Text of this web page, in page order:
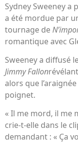
Sydney Sweeney
a été mordue par
tournage de
romantique avec
Sweeney a diffusé
Jimmy Fallon
alors que
poignet.
« Il me mord, il me
crie-t-elle dans le
demandant : « Ça